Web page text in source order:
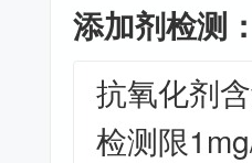
添加剂检测：
抗氧化剂
检测限